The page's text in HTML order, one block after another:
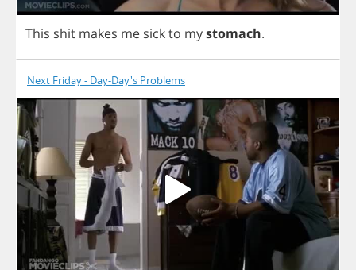
This shit makes me sickto mystomach.
Next Friday - Day-Day's Problems